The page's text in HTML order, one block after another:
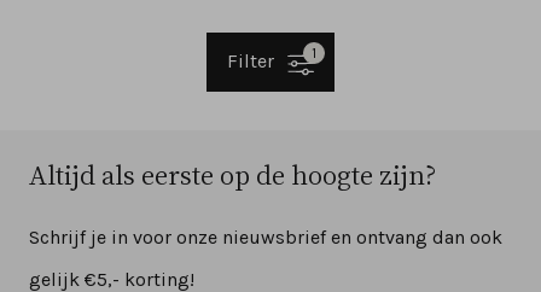
1
Filter
Altijd als eerste op de hoogte zijn?
Schrijf je in voor onze nieuwsbrief en ontvang dan ook
gelijk €5,- korting!